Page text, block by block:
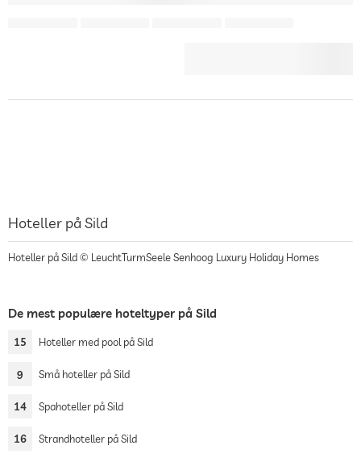
Hoteller på Sild
Hoteller på Sild © LeuchtTurmSeele Senhoog Luxury Holiday Homes
De mest populære hoteltyper på Sild
15 Hoteller med pool på Sild
9 Små hoteller på Sild
14 Spahoteller på Sild
16 Strandhoteller på Sild